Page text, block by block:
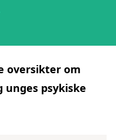
oversikter om
psykiske